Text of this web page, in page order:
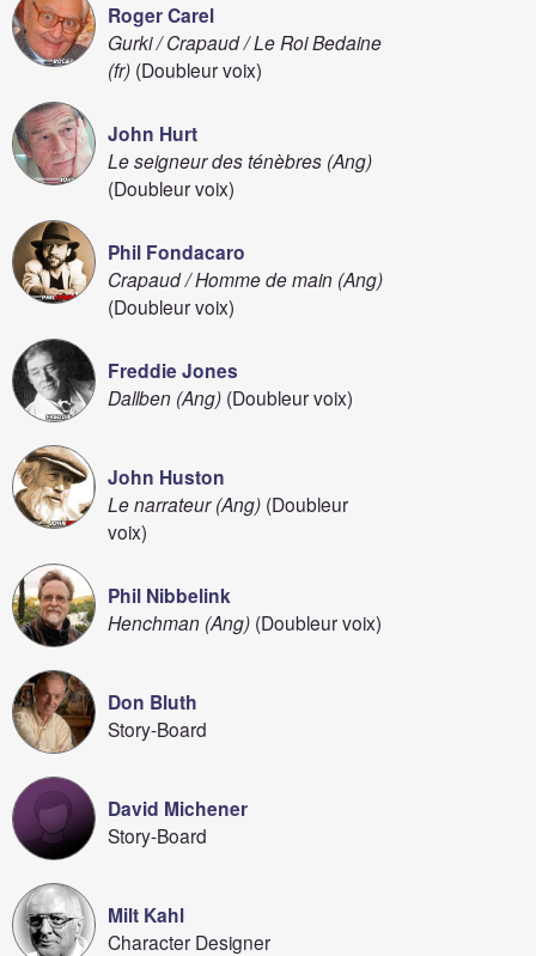
Roger Carel
Gurki / Crapaud / Le Roi Bedaine
(fr) (Doubleur voix)
John Hurt
Le seigneur des ténèbres (Ang)
(Doubleur voix)
Phil Fondacaro
Crapaud / Homme de main (Ang)
(Doubleur voix)
Freddie Jones
Dallben (Ang) (Doubleur voix)
John Huston
Le narrateur (Ang) (Doubleur
voix)
Phil Nibbelink
Henchman (Ang) (Doubleur voix)
Don Bluth
Story-Board
David Michener
Story-Board
Milt Kahl
Character Designer